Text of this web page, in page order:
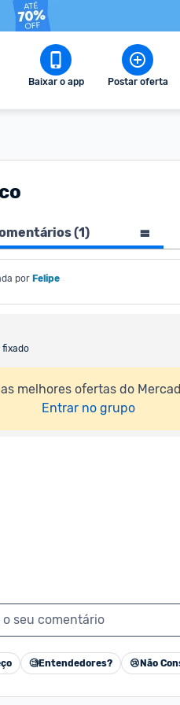
Baixar o app Postar oferta
(1)
por Felipe
fixado
as melhores ofertas do
Entrar no grupo
o seu comentário
🧐Entendedores? 😢 Não